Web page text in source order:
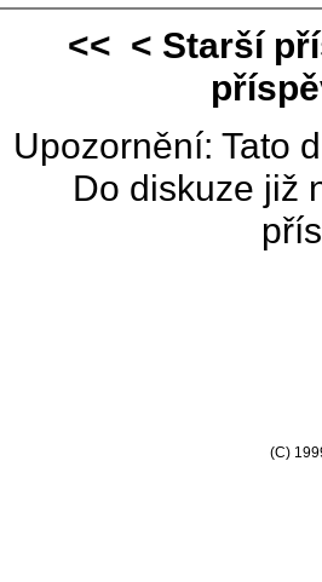
<< < Starší
Upozornění: Tato
Do diskuze již
(C)